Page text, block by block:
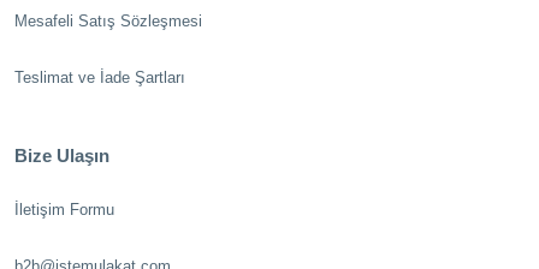
Mesafeli Satış Sözleşmesi
Teslimat ve İade Şartları
Bize Ulaşın
İletişim Formu